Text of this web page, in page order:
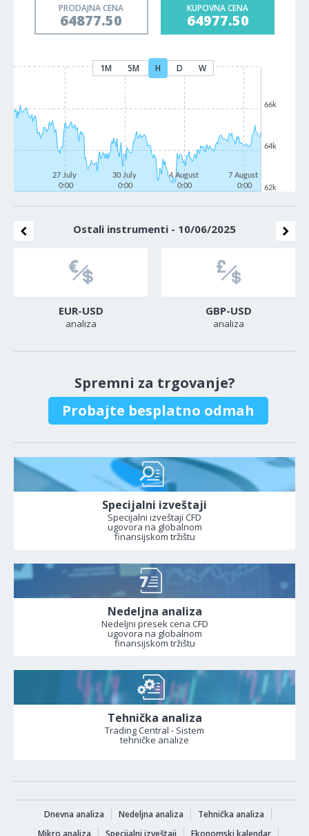
PRODAJNA CENA
64877.50
KUPOVNA CENA
64977.50
1M 5M H D W
27 July
0:00
30 July
0:00
4 August
0:00
7 August
0:00
62k
64k
66k
Ostali instrumenti - 10/06/2025
EUR-USD
analiza
GBP-USD
analiza
Spremni za trgovanje?
Probajte besplatno odmah
Specijalni izveštaji
Specijalni izveštaji CFD
ugovora na globalnom
finansijskom tržištu
Nedeljna analiza
Nedeljni presek cena CFD
ugovora na globalnom
finansijskom tržištu
Tehnička analiza
Trading Central - Sistem
tehničke analize
Dnevna analiza Nedeljna analiza
Tehnička analiza
Mikro analiza
Specijalni izveštaji Ekonomski kalendar